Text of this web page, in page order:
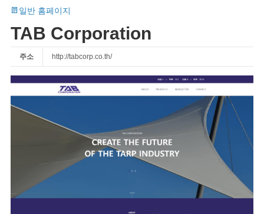
일반 홈페이지
TAB Corporation
주소 http://tabcorp.co.th/